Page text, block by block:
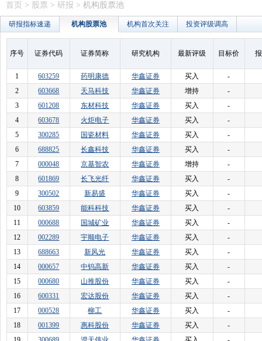
首页 > 股票 > 研报 > 机构股票池
研报指标速递 机构股票池 机构首次关注 投资评级调高
序号 证券代码 证券简称 研究机构 最新评级 目标价
1 603259 药明康德 华鑫证券 买入
-
2
603668 天马科技 华鑫证券 增持
-
3
601208 东材科技 华鑫证券 买入
-
4
603678 火炬电子 华鑫证券 买入
-
5
300285 国瓷材料 华鑫证券 买入
-
6
688825 长鑫科技 华鑫证券 买入
-
7
000048 京基智农 华鑫证券 增持
-
8
601869 长飞光纤 华鑫证券 买入
-
9
300502 新易盛 华鑫证券 买入
-
10
603859 能科科技 华鑫证券 买入
-
11
000688 国城矿业 华鑫证券 买入
-
12
002289 宇顺电子 华鑫证券 买入
-
13
688663 新风光 华鑫证券 买入
-
14
000657 中钨高新 华鑫证券 买入
-
15
000680 山推股份 华鑫证券 买入
-
16
600331 宏达股份 华鑫证券 买入
-
17
000528 柳工 华鑫证券 买入
-
18
001399 惠科股份 华鑫证券 买入
-